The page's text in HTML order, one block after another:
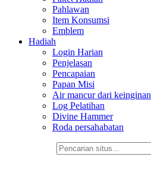
Pahlawan
Item Konsumsi
Emblem
Hadiah
Login Harian
Penjelasan
Pencapaian
Papan Misi
Air mancur dari keinginan
Log Pelatihan
Divine Hammer
Roda persahabatan